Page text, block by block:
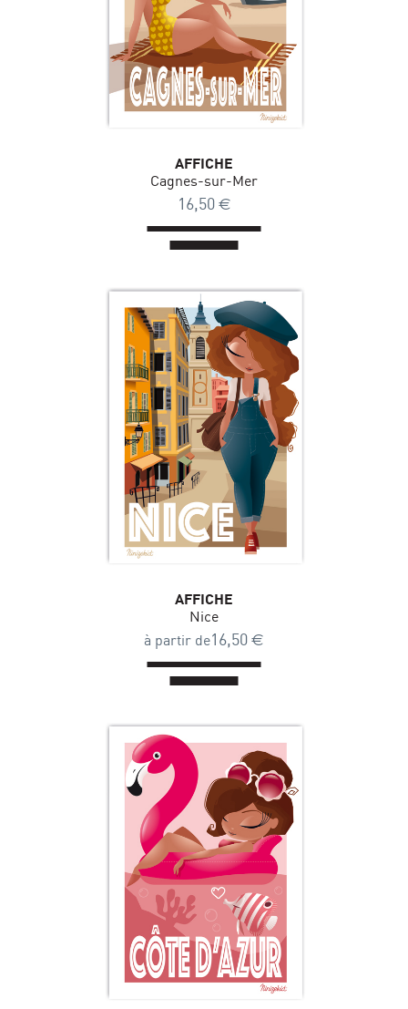
AFFICHE
Cagnes-sur-Mer
16,50 €
AFFICHE
Nice
à partir de16,50 €